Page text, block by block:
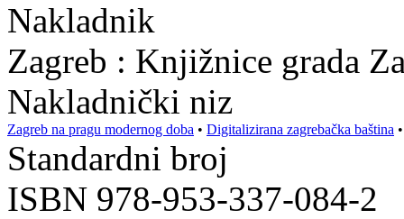
Nakladnik
Zagreb : Knjižnice grada
Nakladnički niz
Zagreb na pragu modernog doba • Digitalizirana zagrebačka baština
Standardni broj
ISBN 978-953-337-084-2